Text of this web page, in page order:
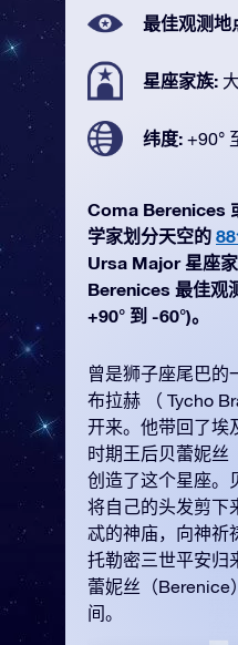
最佳观测地
星座家族:
纬度: +90°
Coma Berenices
学家划分天空的
Ursa Major 星座
Berenices 最佳观
+90° 到 -60°)。
曾是狮子座尾巴的
布拉赫 （ Tycho
开来。他带回了埃
时期王后贝蕾妮丝
创造了这个星座。
将自己的头发剪下
忒的神庙，向神祈
托勒密三世平安归
蕾妮丝（Berenice
间。